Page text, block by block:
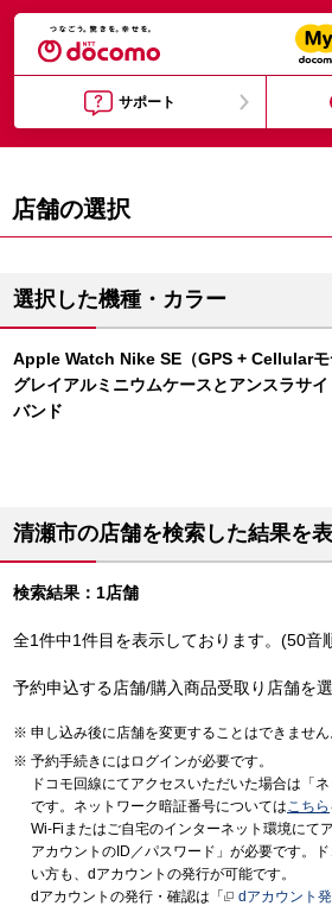
サポート
店舗の選択
選択した機種・カラー
Apple Watch Nike SE（GPS + Cellularモ
グレイアルミニウムケースとアンスラサ
バンド
清瀬市の店舗を検索した結果を
検索結果：1店舗
全1件中1件目を表示しております。(50音
予約申込する店舗/購入商品受取り店舗を
申し込み後に店舗を変更することはできません
予約手続きにはログインが必要です。
ドコモ回線にてアクセスいただいた場合は「
です。ネットワーク暗証番号についてはこちら
Wi-Fiまたはご自宅のインターネット環境にて
アカウントのID／パスワード」が必要です。
い方も、dアカウントの発行が可能です。
dアカウントの発行・確認は「
dアカウント